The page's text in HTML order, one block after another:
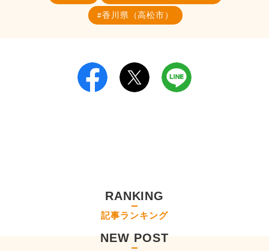
香川県（高松市）
RANKING
記事ランキング
NEW POST